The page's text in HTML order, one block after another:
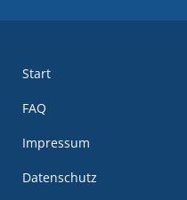
Start
FAQ
Impressum
Datenschutz